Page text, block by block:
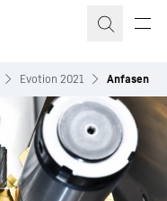
Evotion 2021 Anfasen